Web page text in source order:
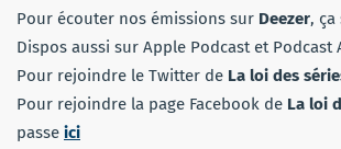
Pour écouter nos émissions sur Deezer, ça
Dispos aussi sur Apple Podcast et Podcast
Pour rejoindre le Twitter de La loi des
Pour rejoindre la page Facebook de La loi
passe ici